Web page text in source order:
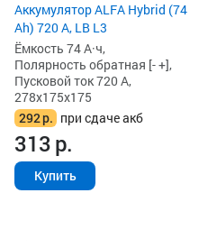
Аккумулятор ALFA Hybrid (74
Ah) 720 А, LB L3
Ёмкость 74 А·ч,
Полярность обратная [- +],
Пусковой ток 720 А,
278x175x175
292р. при сдаче акб
313р.
Купить